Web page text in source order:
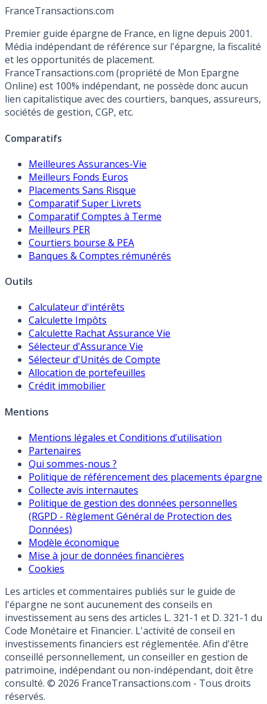
FranceTransactions.com
Premier guide épargne de France, en ligne depuis 2001.
Média indépendant de référence sur l'épargne, la fiscalité
et les opportunités de placement.
FranceTransactions.com (propriété de Mon Epargne
Online) est 100% indépendant, ne possède donc aucun
lien capitalistique avec des courtiers, banques, assureurs,
sociétés de gestion, CGP, etc.
Comparatifs
Meilleures Assurances-Vie
Meilleurs Fonds Euros
Placements Sans Risque
Comparatif Super Livrets
Comparatif Comptes à Terme
Meilleurs PER
Courtiers bourse & PEA
Banques & Comptes rémunérés
Outils
Calculateur d'intérêts
Calculette Impôts
Calculette Rachat Assurance Vie
Sélecteur d'Assurance Vie
Sélecteur d'Unités de Compte
Allocation de portefeuilles
Crédit immobilier
Mentions
Mentions légales et Conditions d’utilisation
Partenaires
Qui sommes-nous ?
Politique de référencement des placements épargne
Collecte avis internautes
Politique de gestion des données personnelles
(RGPD - Règlement Général de Protection des
Données)
Modèle économique
Mise à jour de données financières
Cookies
Les articles et commentaires publiés sur le guide de
l'épargne ne sont aucunement des conseils en
investissement au sens des articles L. 321-1 et D. 321-1 du
Code Monétaire et Financier. L'activité de conseil en
investissements financiers est réglementée. Afin d'être
conseillé personnellement, un conseiller en gestion de
patrimoine, indépendant ou non-indépendant, doit être
consulté. © 2026 FranceTransactions.com - Tous droits
réservés.